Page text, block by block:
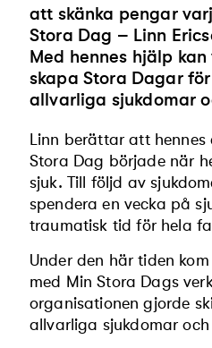
att skänka pengar
Stora Dag – Linn
Med hennes hjälp
skapa Stora Dagar
allvarliga sjukdomar
Linn berättar att
Stora Dag började när
sjuk. Till följd av
spendera en vecka på
traumatisk tid för hela
Under den här tiden
med Min Stora Dags
organisationen gjorde
allvarliga sjukdomar och